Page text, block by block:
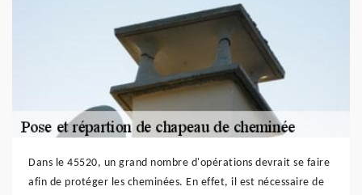
Dans le 45520, un grand nombre d'opérations devrait se faire
afin de protéger les cheminées. En effet, il est nécessaire de